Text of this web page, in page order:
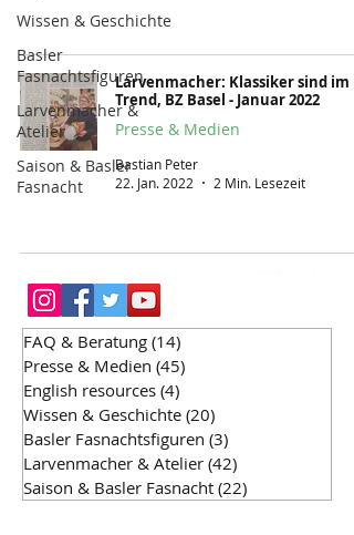
Wissen & Geschichte
Basler
Fasnachtsfiguren
Larvenmacher &
Atelier
Saison & Basler
Fasnacht
Larvenmacher: Klassiker sind im
Trend, BZ Basel - Januar 2022
Presse & Medien
Bastian Peter
22. Jan. 2022
2 Min. Lesezeit
FAQ & Beratung (14)
Presse & Medien (45)
English resources (4)
Wissen & Geschichte (20)
Basler Fasnachtsfiguren (3)
Larvenmacher & Atelier (42)
Saison & Basler Fasnacht (22)